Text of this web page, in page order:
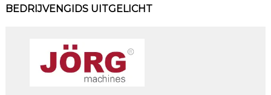
BEDRIJVENGIDS UITGELICHT